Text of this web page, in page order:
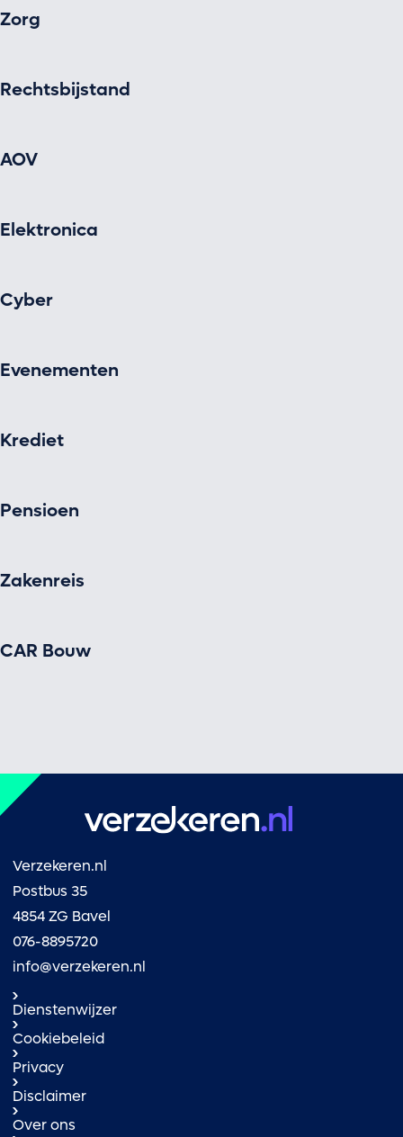
Zorg
Rechtsbijstand
AOV
Elektronica
Cyber
Evenementen
Krediet
Pensioen
Zakenreis
CAR Bouw
Verzekeren.nl
Postbus 35
4854 ZG Bavel
076-8895720
info@verzekeren.nl
Dienstenwijzer
Cookiebeleid
Privacy
Disclaimer
Over ons